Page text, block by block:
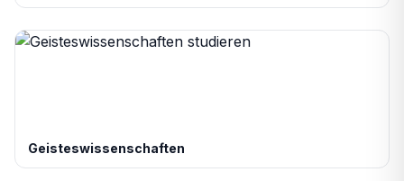
Geisteswissenschaften